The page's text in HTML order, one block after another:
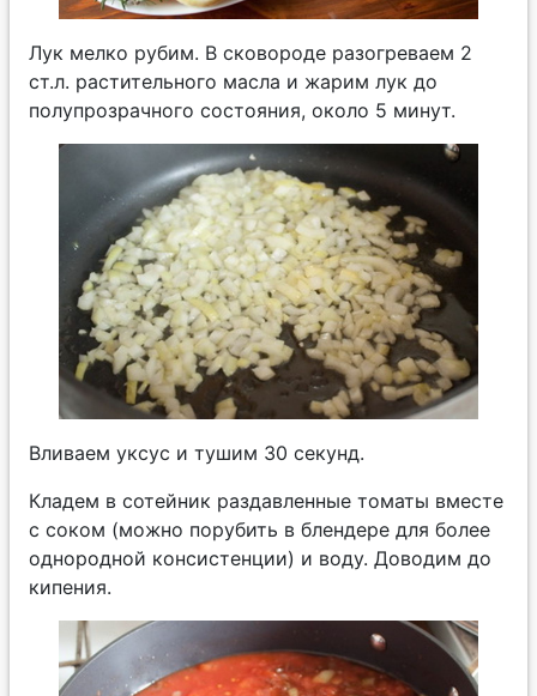
Лук мелко рубим. В сковороде разогреваем 2
ст.л. растительного масла и жарим лук до
полупрозрачного состояния, около 5 минут.
Вливаем уксус и тушим 30 секунд.
Кладем в сотейник раздавленные томаты вместе
с соком (можно порубить в блендере для более
однородной консистенции) и воду. Доводим до
кипения.